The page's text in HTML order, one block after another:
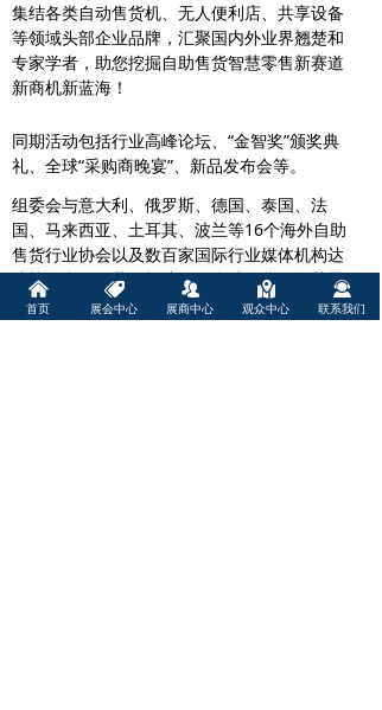
集结各类自动售货机、无人便利店、共享设备
等领域头部企业品牌，汇聚国内外业界翘楚和
专家学者，助您挖掘自助售货智慧零售新赛道
新商机新蓝海！
同期活动包括行业高峰论坛、“金智奖”颁奖典
礼、全球“采购商晚宴”、新品发布会等。
组委会与意大利、俄罗斯、德国、泰国、法
国、马来西亚、土耳其、波兰等16个海外自助
售货行业协会以及数百家国际行业媒体机构达
成战略合作，共同打造国际自助售货及智慧零
售行业年度聚焦点。
낀
首页
뀄
展会中心
뀡
展商中心
낕
观众中心
끤
联系我们